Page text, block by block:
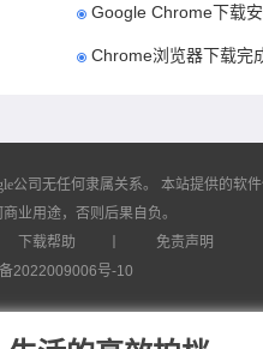
Google Chrome下载
Chrome浏览器下载完
公司无任何隶属关系。
本站提供的软
业用途，否则后果自负。
下载帮助
免责声明
2022009006号-10